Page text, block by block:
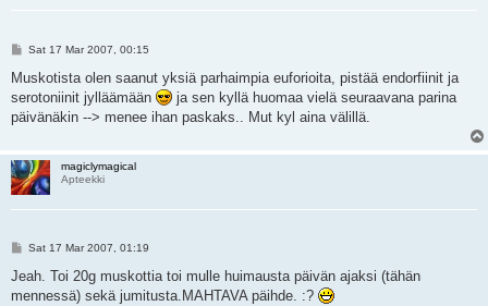
P
s
Sat 17 Mar 2007, 00:15
Muskotista olen saanut yksiä parhaimpia euforioita, pistää endorfiinit ja
serotoniinit jylläämään
ja sen kyllä huomaa vielä seuraavana parina
päivänäkin --> menee ihan paskaks.. Mut kyl aina välillä.
magiclymagical
Apteekki
P
s
Sat 17 Mar 2007, 01:19
Jeah. Toi 20g muskottia toi mulle huimausta päivän ajaksi (tähän
mennessä) sekä jumitusta.MAHTAVA päihde. :?